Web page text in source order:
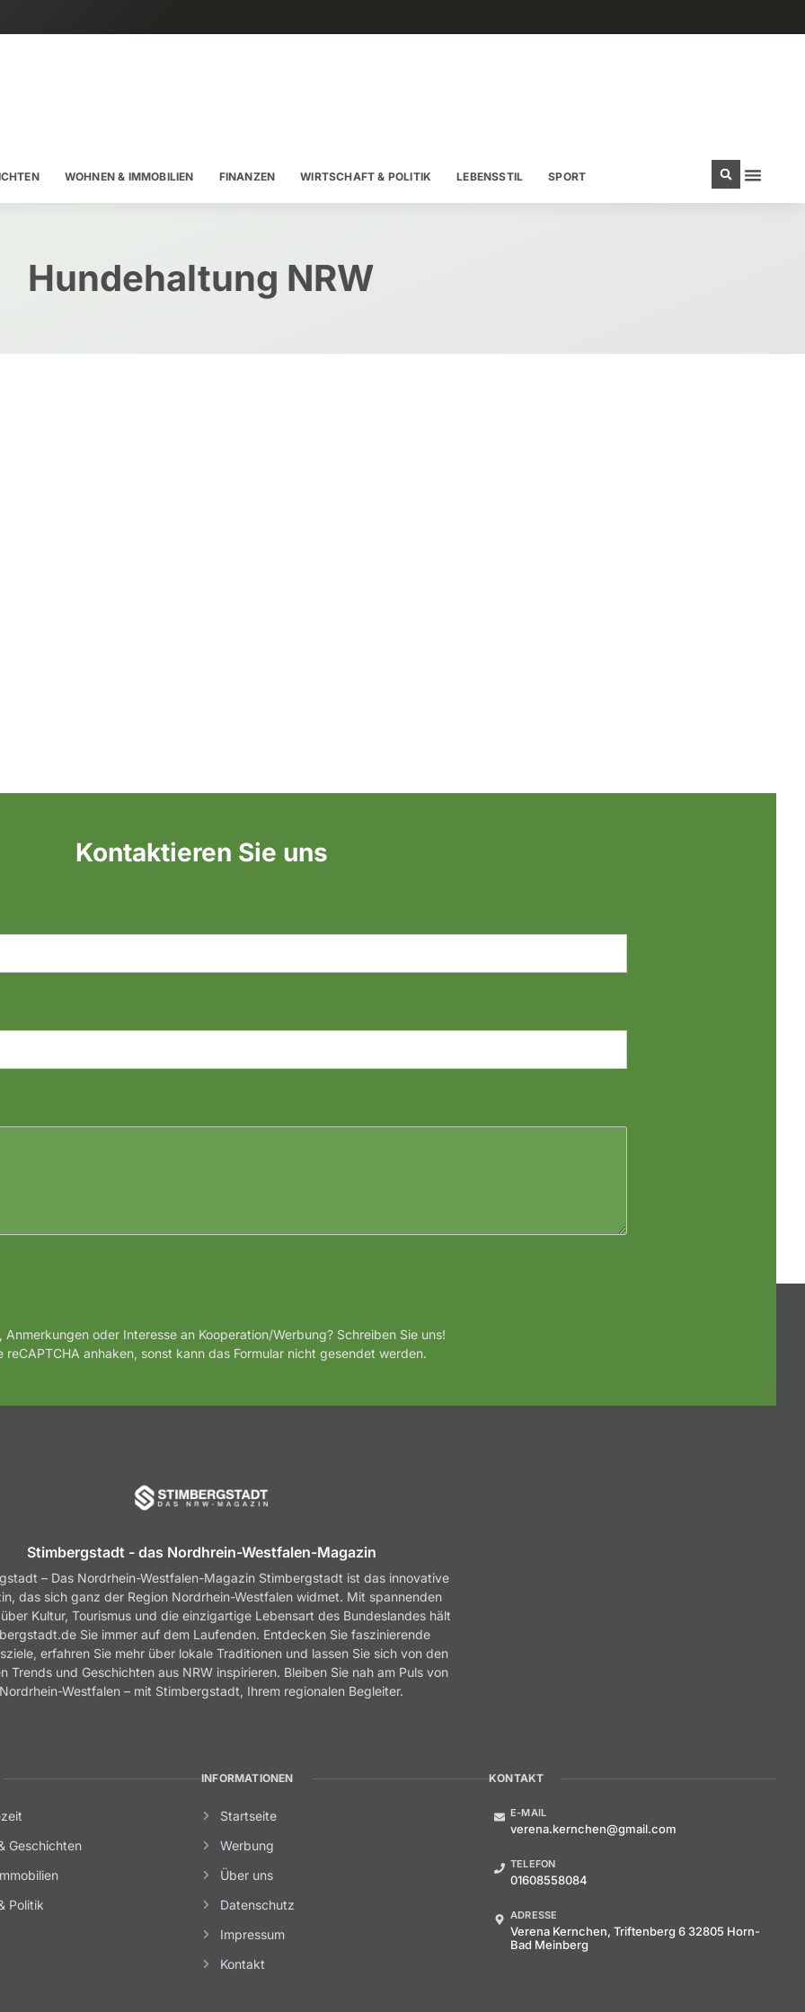
WOHNEN & IMMOBILIEN FINANZEN WIRTSCHAFT & POLITIK LEBENSSTIL SPORT
Hundehaltung NRW
Kontaktieren Sie uns
Anmerkungen oder Interesse an Kooperation/Werbung? Schreiben Sie uns!
reCAPTCHA anhaken, sonst kann das Formular nicht gesendet werden.
Stimbergstadt - das Nordhrein-Westfalen-Magazin
– Das Nordrhein-Westfalen-Magazin Stimbergstadt ist das innovative
das sich ganz der Region Nordrhein-Westfalen widmet. Mit spannenden
Kultur, Tourismus und die einzigartige Lebensart des Bundeslandes hält
Sie immer auf dem Laufenden. Entdecken Sie faszinierende
erfahren Sie mehr über lokale Traditionen und lassen Sie sich von den
Trends und Geschichten aus NRW inspirieren. Bleiben Sie nah am Puls von
Nordrhein-Westfalen – mit Stimbergstadt, Ihrem regionalen Begleiter.
Geschichten
Politik
INFORMATIONEN
Startseite
Werbung
Über uns
Datenschutz
Impressum
Kontakt
KONTAKT
E-MAIL
verena.kernchen@gmail.com
TELEFON
01608558084
ADRESSE
Verena Kernchen, Triftenberg 6 32805 Horn-
Bad Meinberg